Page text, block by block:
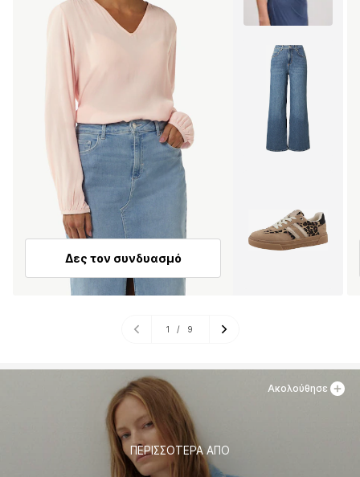
Δες τον συνδυασμό
1 / 9
ΠΕΡΙΣΣΌΤΕΡΑ ΑΠΌ
Ακολούθησε